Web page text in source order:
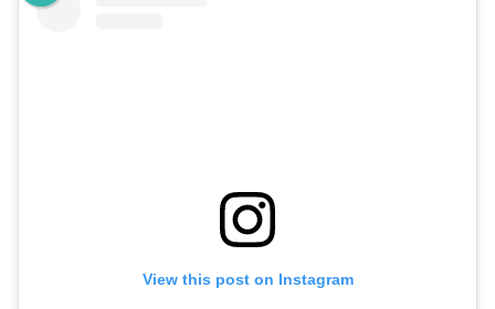
View this post on Instagram